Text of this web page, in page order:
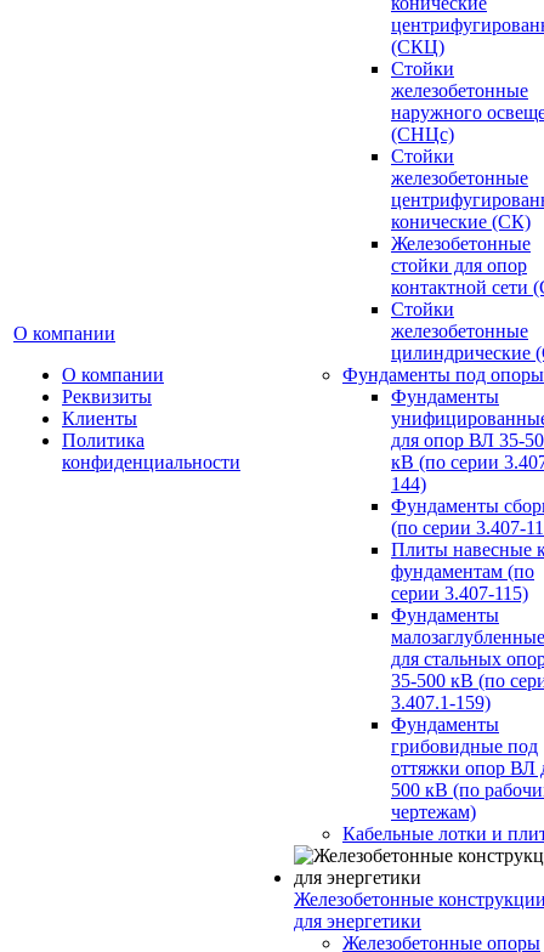
О компании
О компании
Реквизиты
Клиенты
Политика
конфиденциальности
(СКЦ)
Стойки
железобетонные
наружного
(СНЦс)
Стойки
железобетонные
конические (СК)
Железобетонные
стойки для опор
контактной сети
Стойки
железобетонные
цилиндрические
Фундаменты под опоры
Фундаменты
для опор ВЛ 35-
кВ (по серии
144)
Фундаменты
(по серии 3.407-
Плиты навесные
фундаментам (по
серии 3.407-115)
Фундаменты
малозаглубленные
для стальных
35-500 кВ (по
3.407.1-159)
Фундаменты
грибовидные под
оттяжки опор ВЛ
500 кВ (по
чертежам)
Кабельные лотки и
Железобетонные
для энергетики
Железобетонные опоры